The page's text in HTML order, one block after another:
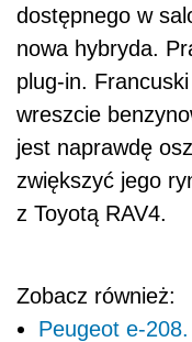
dostępnego w
nowa hybryda.
plug-in.
wreszcie
jest naprawdę
zwiększyć jego
z Toyotą RAV4.
Zobacz również:
Peugeot e-